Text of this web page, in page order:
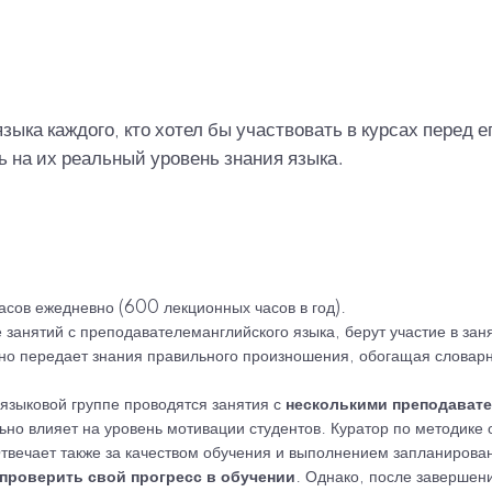
каждого, кто хотел бы участвовать в курсах перед
на их реальный уровень знания языка.
ежедневно (600 лекционных часов в год).
с преподавателеманглийского языка, берут участие в
знания правильного произношения, обогащая
группе проводятся занятия с несколькими
влияет на уровень мотивации студентов. Куратор по
также за качеством обучения и выполнением
свой прогресс в обучении. Однако, после